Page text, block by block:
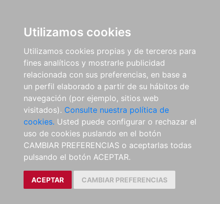
Utilizamos cookies
Utilizamos cookies propias y de terceros para
fines analíticos y mostrarle publicidad
relacionada con sus preferencias, en base a
un perfil elaborado a partir de su hábitos de
navegación (por ejemplo, sitios web
visitados). Consulte nuestra política de
cookies. Usted puede configurar o rechazar el
uso de cookies puslando en el botón
CAMBIAR PREFERENCIAS o aceptarlas todas
pulsando el botón ACEPTAR.
ACEPTAR CAMBIAR PREFERENCIAS